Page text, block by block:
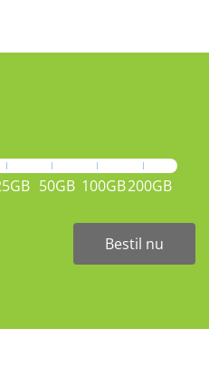
50GB 100GB200GB
Bestil nu